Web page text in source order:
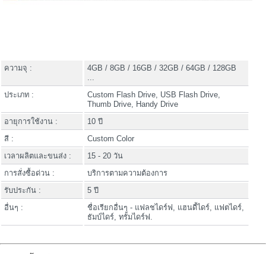
ความจุ :
4GB / 8GB / 16GB / 32GB / 64GB / 128GB
...
ประเภท :
Custom Flash Drive, USB Flash Drive,
Thumb Drive, Handy Drive
อายุการใช้งาน :
10 ปี
สี :
Custom Color
เวลาผลิตและขนส่ง :
15 - 20 วัน
การสั่งซื้อด่วน :
บริการตามความต้องการ
รับประกัน :
5 ปี
อื่นๆ :
ชื่อเรียกอื่นๆ - แฟลชไดร์ฟ, แฮนดี้ไดร์, แฟตไดร์,
ธัมบ์ไดร์, ทรั้มไดร์ฟ.